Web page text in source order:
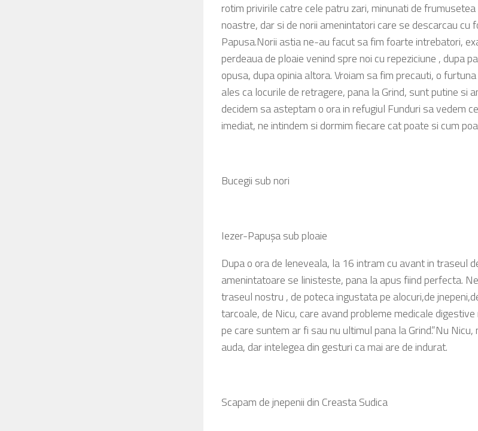
rotim privirile catre cele patru zari, minunati de
noastre, dar si de norii amenintatori care se descarcau
Papusa.Norii astia ne-au facut sa fim foarte intrebatori,
perdeaua de ploaie venind spre noi cu repeziciune , dupa
opusa, dupa opinia altora. Vroiam sa fim precauti, o
ales ca locurile de retragere, pana la Grind, sunt putine si
decidem sa asteptam o ora in refugiul Funduri sa vedem
imediat, ne intindem si dormim fiecare cat poate si cum
Bucegii sub nori
Iezer-Papuşa sub ploaie
Dupa o ora de leneveala, la 16 intram cu avant in traseul
amenintatoare se linisteste, pana la apus fiind perfecta.
traseul nostru , de poteca ingustata pe alocuri,de
tarcoale, de Nicu, care avand probleme medicale
pe care suntem ar fi sau nu ultimul pana la Grind.”Nu
auda, dar intelegea din gesturi ca mai are de indurat.
Scapam de jnepenii din Creasta Sudica